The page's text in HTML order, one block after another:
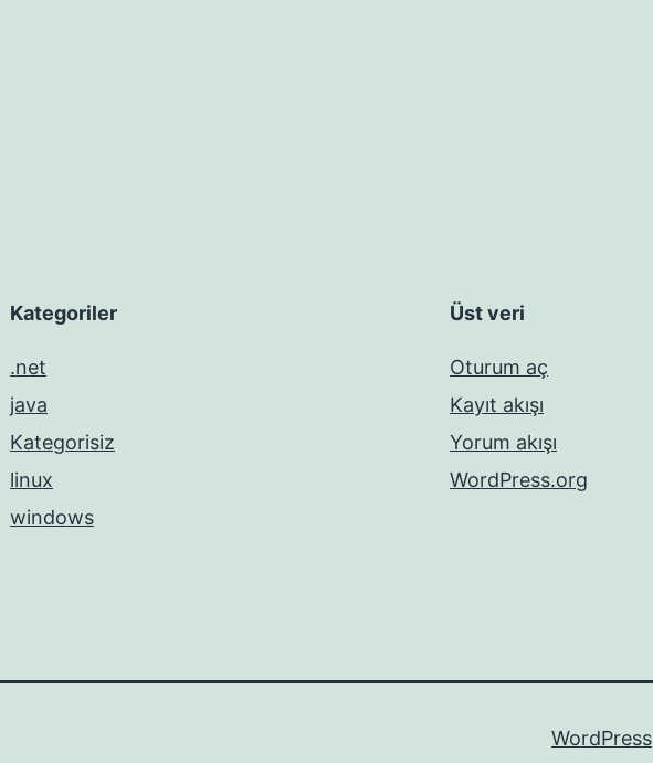
Kategoriler
.net
java
Kategorisiz
linux
windows
Üst veri
Oturum aç
Kayıt akışı
Yorum akışı
WordPress.org
WordPress